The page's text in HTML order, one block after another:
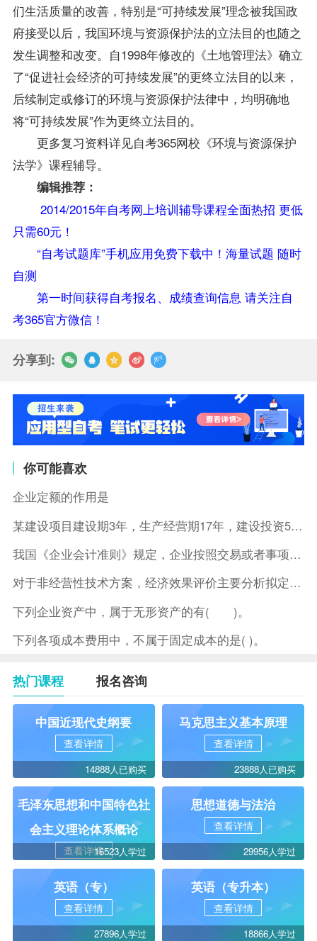
们生活质量的改善，特别是“可持续发展”理念被我国政
府接受以后，我国环境与资源保护法的立法目的也随之
发生调整和改变。自1998年修改的《土地管理法》确立
了“促进社会经济的可持续发展”的更终立法目的以来，
后续制定或修订的环境与资源保护法律中，均明确地
将“可持续发展”作为更终立法目的。
更多复习资料详见自考365网校《环境与资源保护
法学》课程辅导。
编辑推荐：
2014/2015年自考网上培训辅导课程全面热招 更低
只需60元！
“自考试题库”手机应用免费下载中！海量试题 随时
自测
第一时间获得自考报名、成绩查询信息 请关注自
考365官方微信！
分享到:
你可能喜欢
企业定额的作用是
某建设项目建设期3年，生产经营期17年，建设投资5500万元
我国《企业会计准则》规定，企业按照交易或者事项的经济特征确定
对于非经营性技术方案，经济效果评价主要分析拟定方案的( )。
下列企业资产中，属于无形资产的有( )。
下列各项成本费用中，不属于固定成本的是( )。
热门课程 报名咨询
中国近现代史纲要
查看详情
14888人已购买
马克思主义基本原理
查看详情
23888人已购买
毛泽东思想和中国特色社
会主义理论体系概论
查看详情16523人学过
思想道德与法治
查看详情
29956人学过
英语（专）
查看详情
27896人学过
英语（专升本）
查看详情
18866人学过